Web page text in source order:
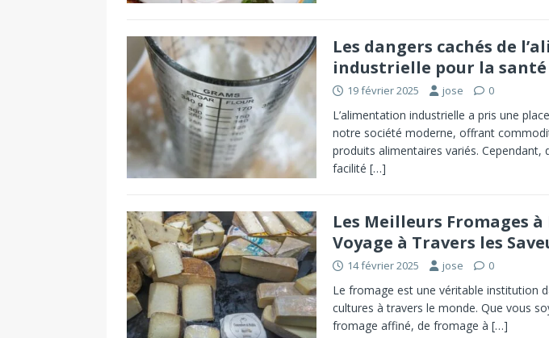
Les dangers cachés de
industrielle pour la santé
19 février 2025 jose 0
L’alimentation industrielle a pris une
notre société moderne, offrant
produits alimentaires variés. Cependant,
facilité […]
Les Meilleurs Fromages à
Voyage à Travers les
14 février 2025 jose 0
Le fromage est une véritable institution
cultures à travers le monde. Que vous
fromage affiné, de fromage à […]